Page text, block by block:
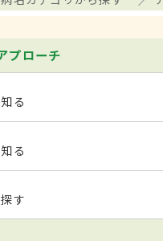
プローチ
る
る
す